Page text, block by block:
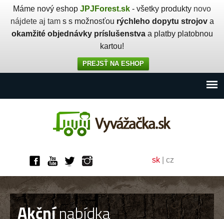
Máme nový eshop JPJForest.sk - všetky produkty novo
nájdete aj tams s možnosťou rýchleho dopytu strojova
okamžité objednávky príslušenstvaa platby platobnou
kartou!
PREJSŤ NA ESHOP
sk cz
Akčnínabídka